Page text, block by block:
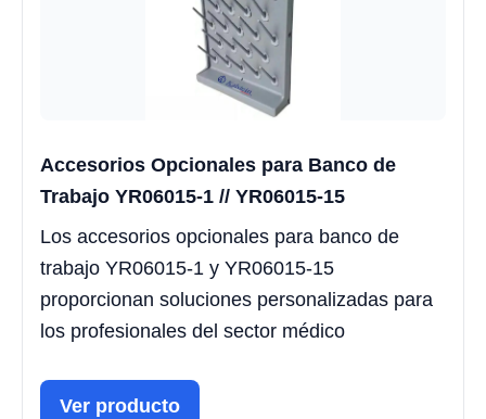
Accesorios Opcionales para Banco de
Trabajo YR06015-1 // YR06015-15
Los accesorios opcionales para banco de
trabajo YR06015-1 y YR06015-15
proporcionan soluciones personalizadas para
los profesionales del sector médico
Ver producto